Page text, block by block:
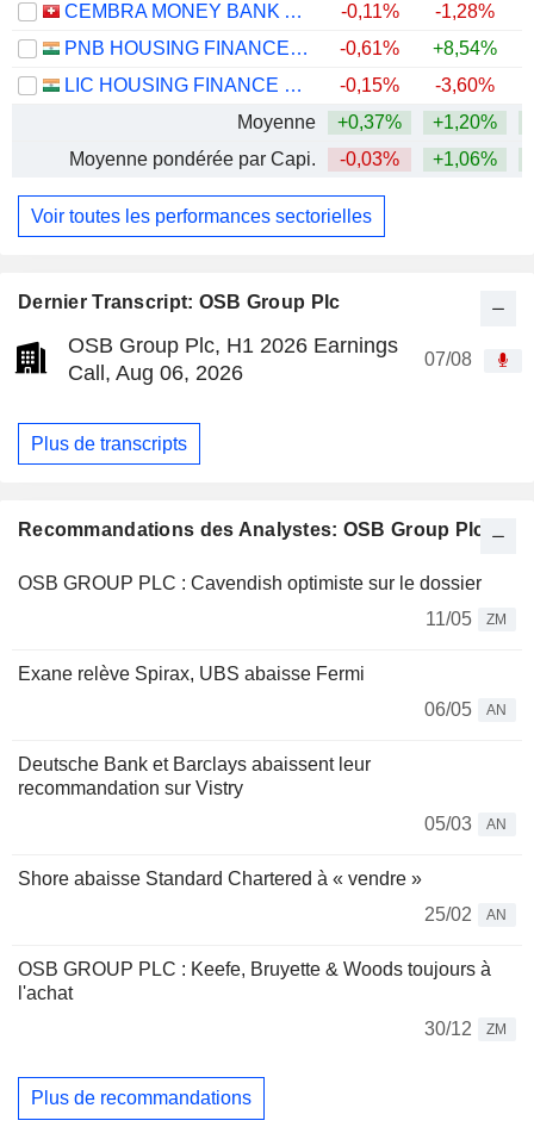
Dernier Transcript: OSB Group Plc
OSB Group Plc, H1 2026 Earnings
Call, Aug 06, 2026
07/08
Plus de transcripts
Recommandations des Analystes: OSB Group Plc
OSB GROUP PLC : Cavendish optimiste sur le dossier
11/05
ZM
Exane relève Spirax, UBS abaisse Fermi
06/05
AN
Deutsche Bank et Barclays abaissent leur
recommandation sur Vistry
05/03
AN
Shore abaisse Standard Chartered à « vendre »
25/02
AN
OSB GROUP PLC : Keefe, Bruyette & Woods toujours à
l'achat
30/12
ZM
Plus de recommandations
CEMBRA MONEY BANK AG
-0,11% -1,28%
PNB HOUSING FINANCE LIMITED
-0,61% +8,54%
LIC HOUSING FINANCE LIMITED
-0,15% -3,60%
Moyenne
+0,37% +1,20%
Moyenne pondérée par Capi.
-0,03% +1,06%
Voir toutes les performances sectorielles